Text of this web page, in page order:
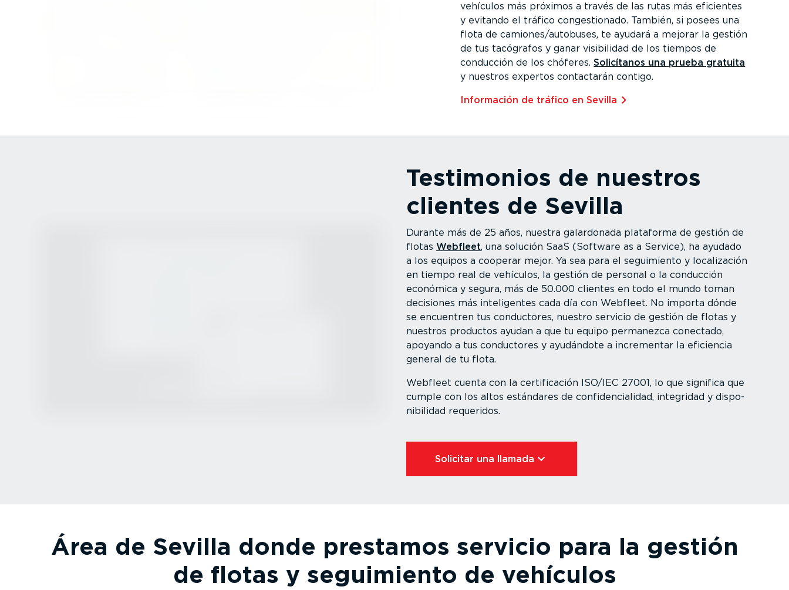
vehículos más próximos a través de las rutas más eficientes
y evitando el tráfico conges­tionado. También, si posees una
flota de camiones/autobuses, te ayudará a mejorar la gestión
de tus tacógrafos y ganar visibilidad de los tiempos de
conducción de los chóferes.Solicítanos una prueba gratuita
y nuestros expertos contactarán contigo.
Información de tráfico en Sevilla⁠
Testimonios de nuestros
clientes de Sevilla
Durante más de 25 años, nuestra galardonada plataforma de gestión de
flotas Webfleet, una solución SaaS (Software as a Service), ha ayudado
a los equipos a cooperar mejor. Ya sea para el seguimiento y locali­zación
en tiempo real de vehículos, la gestión de personal o la conducción
económica y segura, más de 50.000 clientes en todo el mundo toman
decisiones más inteli­gentes cada día con Webfleet. No importa dónde
se encuentren tus conductores, nuestro servicio de gestión de flotas y
nuestros productos ayudan a que tu equipo permanezca conectado,
apoyando a tus conductores y ayudándote a incrementar la eficiencia
general de tu flota.
Webfleet cuenta con la certi­fi­cación ISO/IEC 27001, lo que significa que
cumple con los altos estándares de confi­den­cia­lidad, integridad y dispo­
ni­bi­lidad requeridos.
Solicitar una llamada⁠
Área de Sevilla donde prestamos servicio para la gestión
de flotas y seguimiento de vehículos